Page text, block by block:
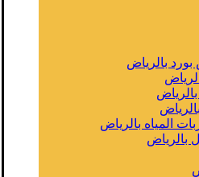
بالرياض
المياه بالرياض
بالرياض